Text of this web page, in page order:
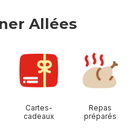
Allées
Cartes-
cadeaux
Repas
préparés